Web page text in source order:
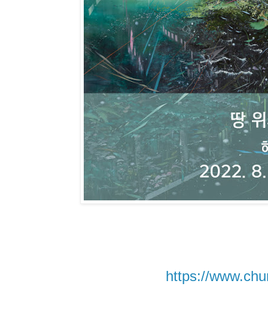
https://